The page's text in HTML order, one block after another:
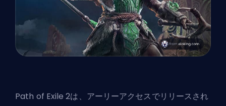
Path of Exile 2は、アーリーアクセスでリリースされ